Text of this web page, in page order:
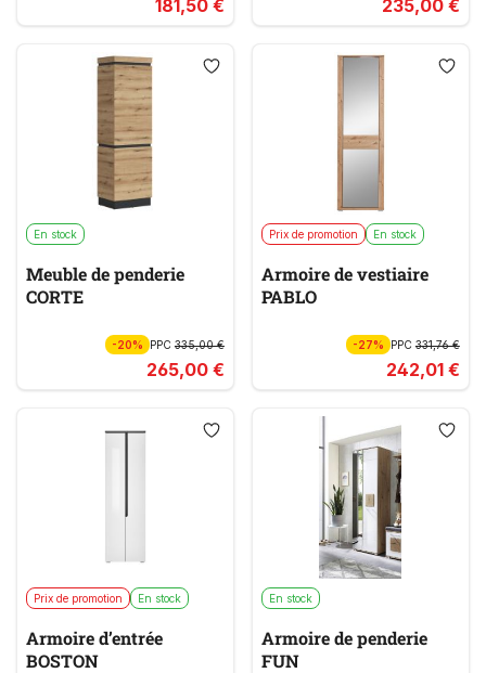
181,50 € 235,00 €
En stock
Meuble de penderie
CORTE
-20% PPC 335,00 €
265,00 €
Prix de promotion En stock
Armoire de vestiaire
PABLO
-27% PPC331,76 €
242,01 €
Prix de promotion En stock
Armoire d’entrée
BOSTON
En stock
Armoire de penderie
FUN